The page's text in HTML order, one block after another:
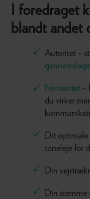
I foredraget
blandt andet
Autoritet –
Nervøsitet –
du virker
Dit optimale
toneleje for
Din
Din